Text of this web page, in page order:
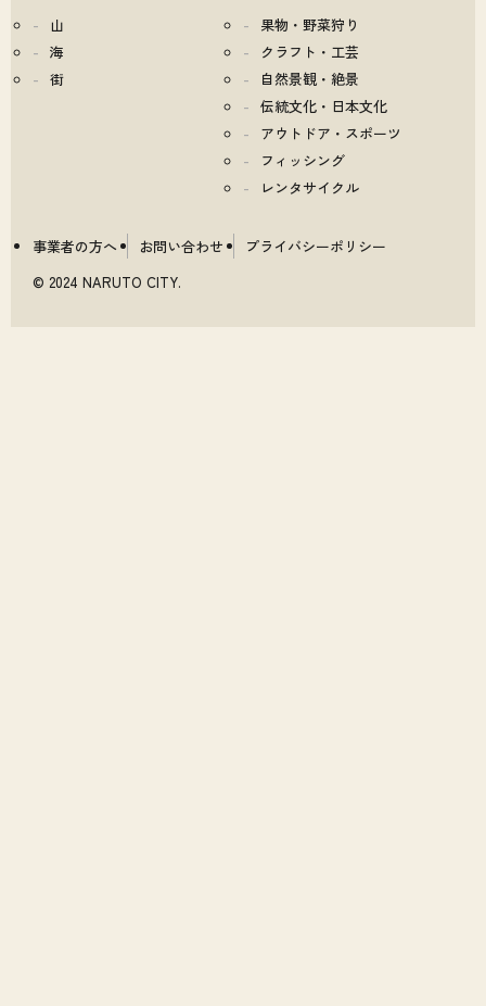
山
海
街
果物・野菜狩り
クラフト・工芸
自然景観・絶景
伝統文化・日本文化
アウトドア・スポーツ
フィッシング
レンタサイクル
事業者の方へ お問い合わせ
プライバシーポリシー
© 2024 NARUTO CITY.